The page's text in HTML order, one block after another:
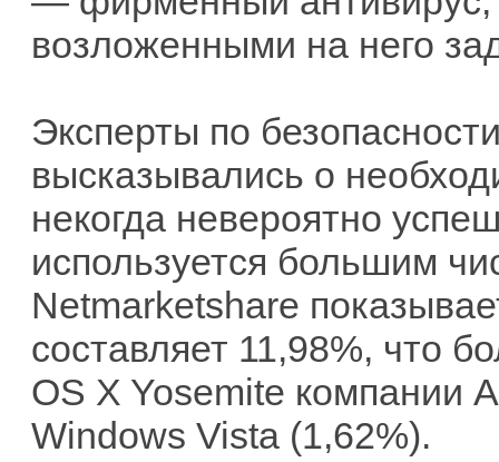
возложенными на него
Эксперты по
высказывались о
некогда невероятно
используется большим
Netmarketshare
составляет 11,98%, что
OS X Yosemite компании
Windows Vista (1,62%).